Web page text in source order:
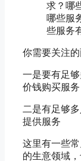
求？哪
哪些服
些服务
你需要关注的
一是要有足
价钱购买服务
二是有足够
提供服务
这里有一些
的生意领域